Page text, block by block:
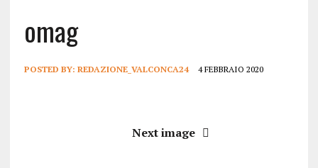
omag
POSTED BY: REDAZIONE_VALCONCA24 4 FEBBRAIO 2020
Next image